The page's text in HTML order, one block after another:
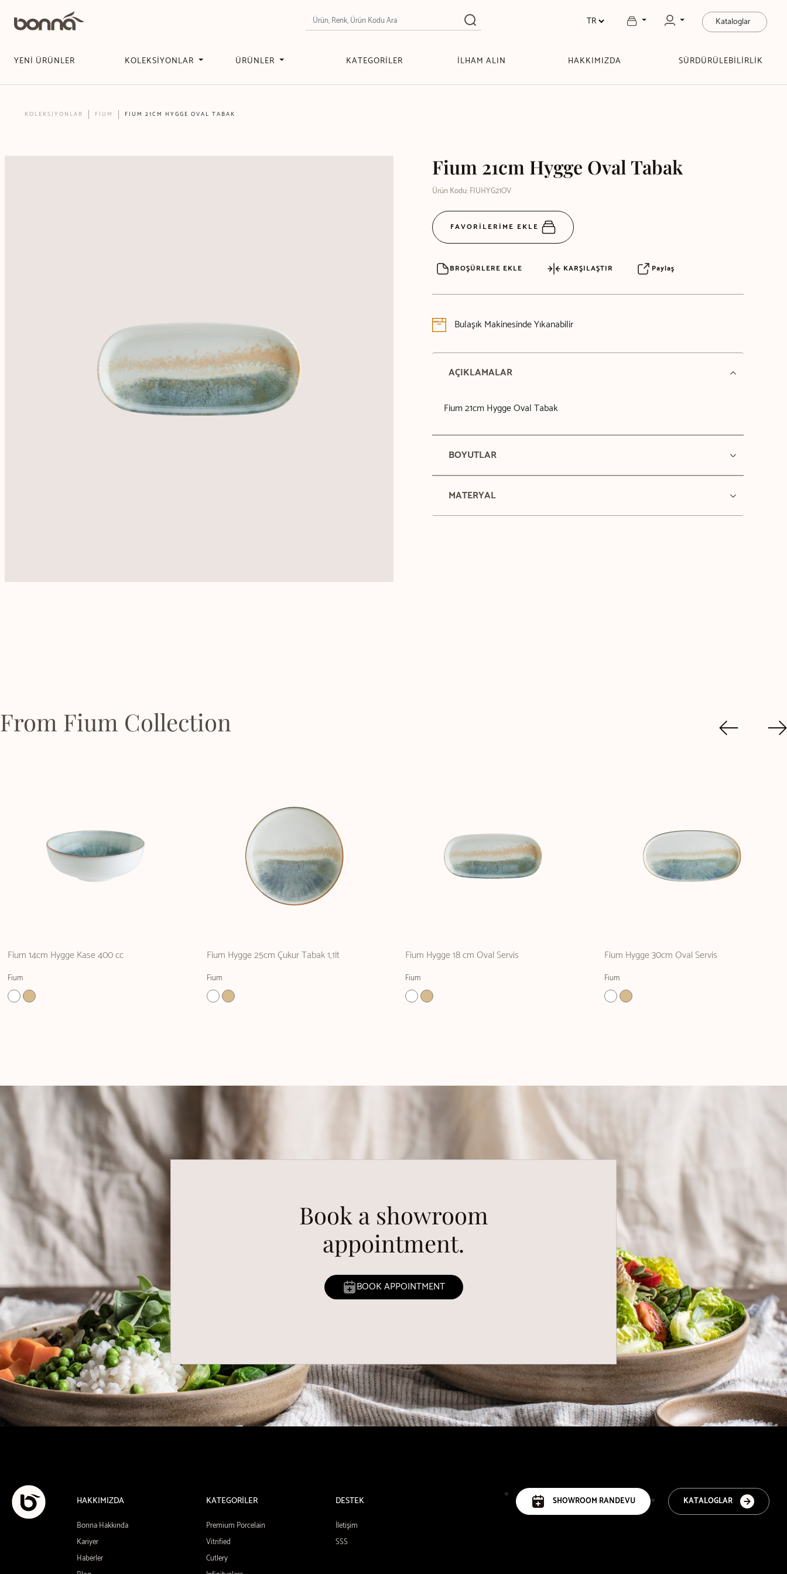
Kataloglar
YENİ ÜRÜNLER KOLEKSİYONLAR ÜRÜNLER KATEGORİLER İLHAM ALIN HAKKIMIZDA SÜRDÜRÜLEBİLİRLİK
KOLEKSİYONLAR FIUM FIUM 21CM HYGGE OVAL TABAK
Fium 21cm Hygge Oval Tabak
Ürün Kodu: FIUHYG21OV
FAVORİLERİME EKLE
BROŞÜRLERE EKLE KARŞILAŞTIR Paylaş
Bulaşık Makinesinde Yıkanabilir
AÇIKLAMALAR
Fium 21cm Hygge Oval Tabak
BOYUTLAR
MATERYAL
From Fium Collection
Fium 14cm Hygge Kase 400 cc
Fium
Fium Hygge 25cm Çukur Tabak 1,1lt
Fium
Fium Hygge 18 cm Oval Servis
Fium
Fium Hygge 30cm Oval Servis
Fium
Book a showroom
appointment.
BOOK APPOINTMENT
HAKKIMIZDA
Bonna Hakkında
Kariyer
Haberler
KATEGORİLER
Premium Porcelain
Vitrified
Cutlery
DESTEK
İletişim
SSS
KATALOGLAR
SHOWROOM RANDEVU